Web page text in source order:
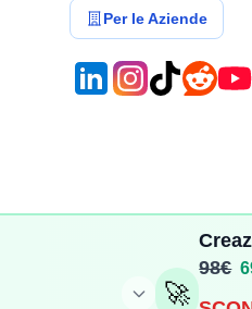
🚀
98€
Per le Aziende
TechCompenso.